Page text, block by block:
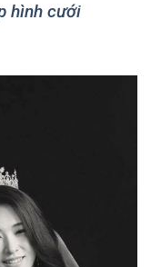
hình cưới